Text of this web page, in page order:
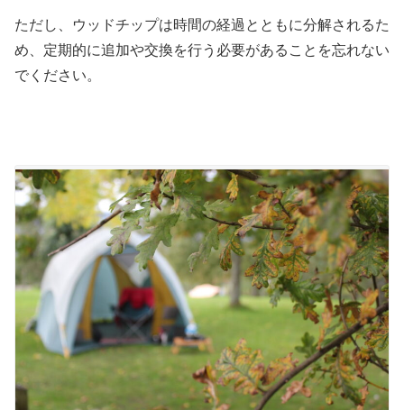
ただし、ウッドチップは時間の経過とともに分解されるた
め、定期的に追加や交換を行う必要があることを忘れない
でください。